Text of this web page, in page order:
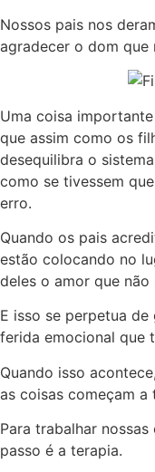
Nossos pais nos
agradecer o dom que
Uma coisa
que assim como os
desequilibra o
como se tivessem
erro.
Quando os pais
estão colocando no
deles o amor que
E isso se perpetua
ferida emocional que
Quando isso
as coisas começam a
Para trabalhar
passo é a terapia.